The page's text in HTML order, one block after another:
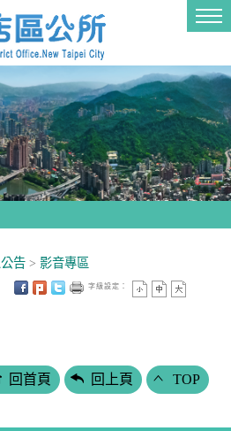
告 > 影音專區
字級設定：
回首頁 回上頁 TOP